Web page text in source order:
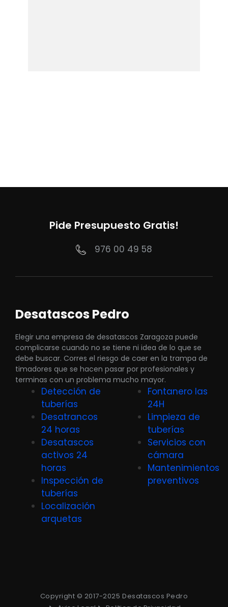
Pide Presupuesto Gratis!
976 00 49 58
Desatascos Pedro
Elegir una empresa de desatascos Zaragoza puede
complicarse cuando no se tiene ni idea de lo que se
debe buscar. Corres el riesgo de caer en la trampa de
timadores que se hacen pasar por profesionales y
terminas con un problema mucho mayor.
Detección de
tuberías
Desatrancos
24 horas
Desatascos
activos 24
horas
Inspección de
tuberías
Localización
arquetas
Fontanero las
24H
Limpieza de
tuberías
Servicios con
cámara
Mantenimientos
preventivos
Copyright © 2017-2025 Desatascos Pedro